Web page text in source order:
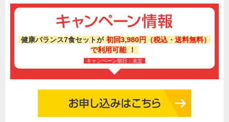
健康バランス7食セットが 初回3,980円（税込・送料無料）
で利用可能 ！
キャンペーン期日：未定